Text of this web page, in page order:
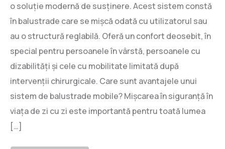
o soluție modernă de susținere. Acest sistem constă
în balustrade care se mișcă odată cu utilizatorul sau
au o structură reglabilă. Oferă un confort deosebit, în
special pentru persoanele în vârstă, persoanele cu
dizabilități și cele cu mobilitate limitată după
intervenții chirurgicale. Care sunt avantajele unui
sistem de balustrade mobile? Mișcarea în siguranță în
viața de zi cu zi este importantă pentru toată lumea
[…]